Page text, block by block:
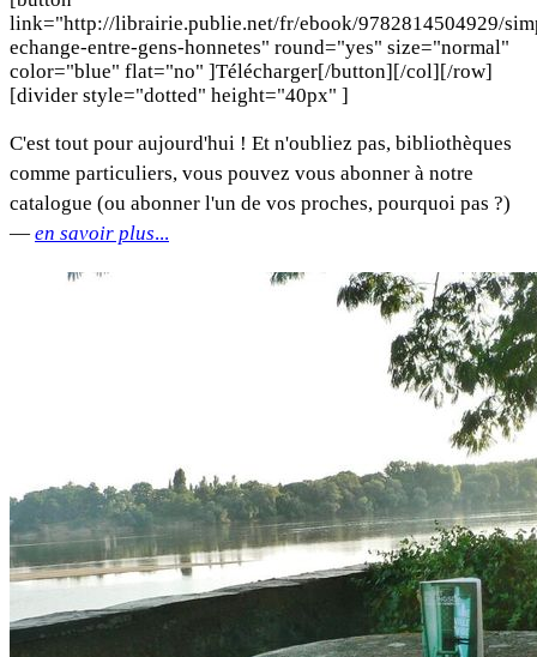
link="http://librairie.publie.net/fr/ebook/9782814504929/
echange-entre-gens-honnetes" round="yes" size="normal"
color="blue" flat="no" ]Télécharger[/button][/col][/row]
[divider style="dotted" height="40px" ]
C'est tout pour aujourd'hui ! Et n'oubliez pas, bibliothèques
comme particuliers, vous pouvez vous abonner à notre
catalogue (ou abonner l'un de vos proches, pourquoi pas ?)
— en savoir plus...